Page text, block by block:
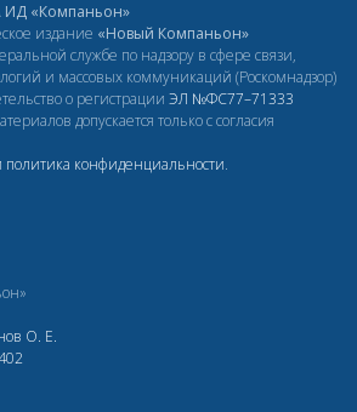
«Компаньон»
издание «Новый Компаньон»
службе по надзору в сфере связи,
и массовых коммуникаций (Роскомнадзор)
о регистрации ЭЛ №ФС77–71333
допускается только с согласия
конфиденциальности.
О. Е.